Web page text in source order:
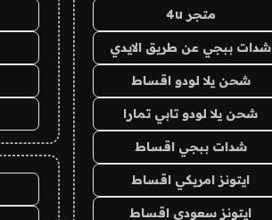
متجر 4u
شدات ببجي عن طريق الايدي
شحن يلا لودو اقساط
شحن يلا لودو تابي تمارا
شدات ببجي اقساط
ايتونز امريكي اقساط
ايتونز سعودي اقساط